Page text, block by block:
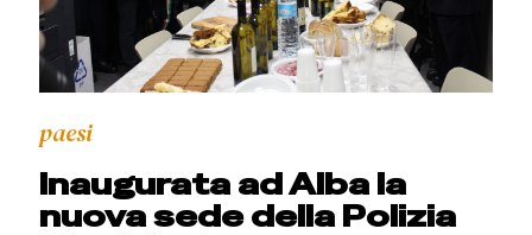
paesi
Inaugurata ad Alba la
nuova sede della Polizia